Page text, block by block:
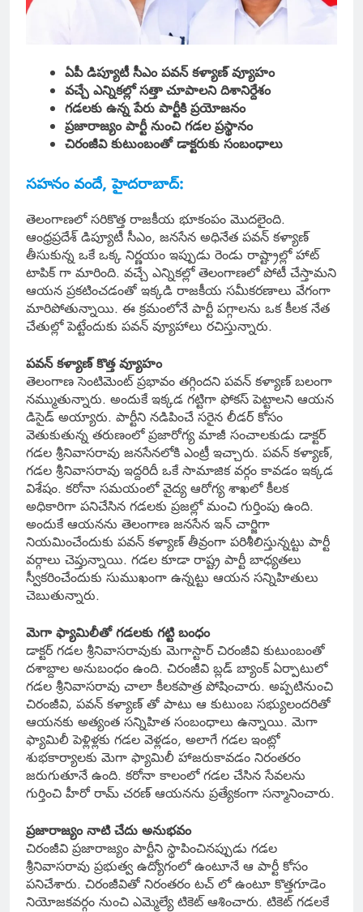
ఏపీ డిప్యూటీ సీఎం పవన్ కళ్యాణ్ వ్యూహం
వచ్చే ఎన్నికల్లో సత్తా చూపాలని దిశానిర్దేశం
గడలకు ఉన్న పేరు పార్టీకి ప్రయోజనం
ప్రజారాజ్యం పార్టీ నుంచి గడల ప్రస్థానం
చిరంజీవి కుటుంబంతో డాక్టరుకు సంబంధాలు
సహనం వందే, హైదరాబాద్:
తెలంగాణలో సరికొత్త రాజకీయ భూకంపం మొదలైంది.
ఆంధ్రప్రదేశ్ డిప్యూటీ సీఎం, జనసేన అధినేత పవన్ కళ్యాణ్
తీసుకున్న ఒకే ఒక్క నిర్ణయం ఇప్పుడు రెండు రాష్ట్రాల్లో హాట్
టాపిక్ గా మారింది. వచ్చే ఎన్నికల్లో తెలంగాణలో పోటీ చేస్తామని
ఆయన ప్రకటించడంతో ఇక్కడి రాజకీయ సమీకరణాలు వేగంగా
మారిపోతున్నాయి. ఈ క్రమంలోనే పార్టీ పగ్గాలను ఒక కీలక నేత
చేతుల్లో పెట్టేందుకు పవన్ వ్యూహాలు రచిస్తున్నారు.
పవన్ కళ్యాణ్ కొత్త వ్యూహం
తెలంగాణ సెంటిమెంట్ ప్రభావం తగ్గిందని పవన్ కళ్యాణ్ బలంగా
నమ్ముతున్నారు. అందుకే ఇక్కడ గట్టిగా ఫోకస్ పెట్టాలని ఆయన
డిసైడ్ అయ్యారు. పార్టీని నడిపించే సరైన లీడర్ కోసం
వెతుకుతున్న తరుణంలో ప్రజారోగ్య మాజీ సంచాలకుడు డాక్టర్
గడల శ్రీనివాసరావు జనసేనలోకి ఎంట్రీ ఇచ్చారు. పవన్ కళ్యాణ్,
గడల శ్రీనివాసరావు ఇద్దరిదీ ఒకే సామాజిక వర్గం కావడం ఇక్కడ
విశేషం. కరోనా సమయంలో వైద్య ఆరోగ్య శాఖలో కీలక
అధికారిగా పనిచేసిన గడలకు ప్రజల్లో మంచి గుర్తింపు ఉంది.
అందుకే ఆయనను తెలంగాణ జనసేన ఇన్ చార్జిగా
నియమించేందుకు పవన్ కళ్యాణ్ తీవ్రంగా పరిశీలిస్తున్నట్టు పార్టీ
వర్గాలు చెప్తున్నాయి. గడల కూడా రాష్ట్ర పార్టీ బాధ్యతలు
స్వీకరించేందుకు సుముఖంగా ఉన్నట్టు ఆయన సన్నిహితులు
చెబుతున్నారు.
మెగా ఫ్యామిలీతో గడలకు గట్టి బంధం
డాక్టర్ గడల శ్రీనివాసరావుకు మెగాస్టార్ చిరంజీవి కుటుంబంతో
దశాబ్దాల అనుబంధం ఉంది. చిరంజీవి బ్లడ్ బ్యాంక్ ఏర్పాటులో
గడల శ్రీనివాసరావు చాలా కీలకపాత్ర పోషించారు. అప్పటినుంచి
చిరంజీవి, పవన్ కళ్యాణ్ తో పాటు ఆ కుటుంబ సభ్యులందరితో
ఆయనకు అత్యంత సన్నిహిత సంబంధాలు ఉన్నాయి. మెగా
ఫ్యామిలీ పెళ్లిళ్లకు గడల వెళ్లడం, అలాగే గడల ఇంట్లో
శుభకార్యాలకు మెగా ఫ్యామిలీ హాజరుకావడం నిరంతరం
జరుగుతూనే ఉంది. కరోనా కాలంలో గడల చేసిన సేవలను
గుర్తించి హీరో రామ్ చరణ్ ఆయనను ప్రత్యేకంగా సన్మానించారు.
ప్రజారాజ్యం నాటి చేదు అనుభవం
చిరంజీవి ప్రజారాజ్యం పార్టీని స్థాపించినప్పుడు గడల
శ్రీనివాసరావు ప్రభుత్వ ఉద్యోగంలో ఉంటూనే ఆ పార్టీ కోసం
పనిచేశారు. చిరంజీవితో నిరంతరం టచ్ లో ఉంటూ కొత్తగూడెం
నియోజకవర్గం నుంచి ఎమ్మెల్యే టికెట్ ఆశించారు. టికెట్ గడలకే